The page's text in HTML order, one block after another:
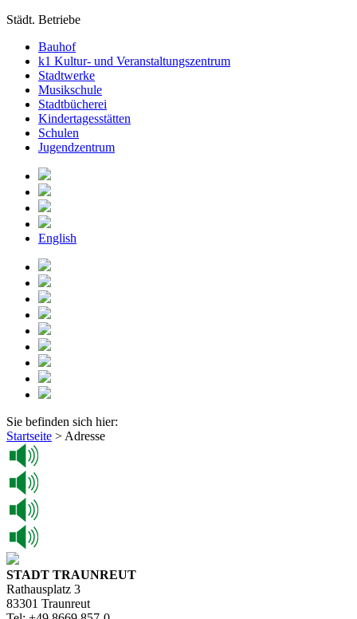
Städt. Betriebe
Bauhof
k1 Kultur- und Veranstaltungszentrum
Stadtwerke
Musikschule
Stadtbücherei
Kindertagesstätten
Schulen
Jugendzentrum
English
Sie befinden sich hier:
Startseite > Adresse
STADT TRAUNREUT
Rathausplatz 3
83301 Traunreut